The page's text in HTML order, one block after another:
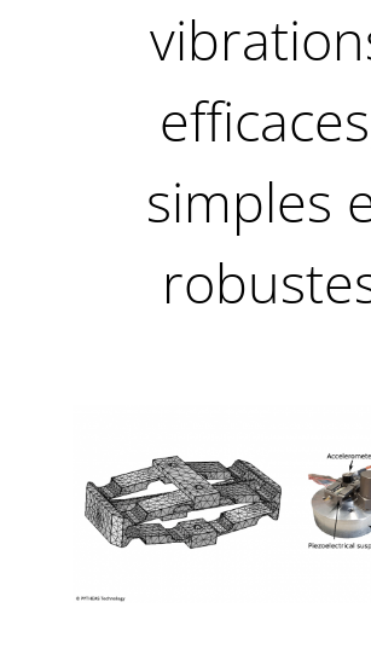
simples